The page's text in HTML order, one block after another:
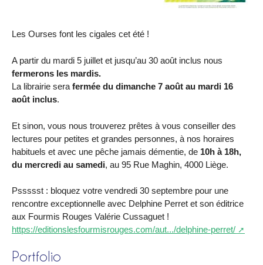
Les Ourses font les cigales cet été !
A partir du mardi 5 juillet et jusqu’au 30 août inclus nous
fermerons les mardis.
La librairie sera fermée du dimanche 7 août au mardi 16
août inclus.
Et sinon, vous nous trouverez prêtes à vous conseiller des
lectures pour petites et grandes personnes, à nos horaires
habituels et avec une pêche jamais démentie, de 10h à 18h,
du mercredi au samedi, au 95 Rue Maghin, 4000 Liège.
Pssssst : bloquez votre vendredi 30 septembre pour une
rencontre exceptionnelle avec Delphine Perret et son éditrice
aux Fourmis Rouges Valérie Cussaguet !
https://editionslesfourmisrouges.com/aut.../delphine-perret/
Portfolio